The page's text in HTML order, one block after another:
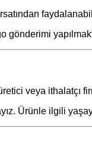
gönderimi
veya ithalatçı
Ürünle ilgili